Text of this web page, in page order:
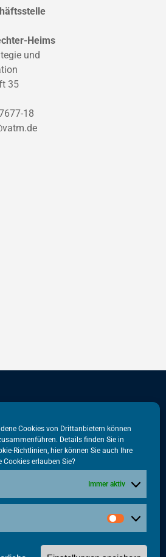
Cookies von Drittanbietern können
Details finden Sie in
Richtlinien, hier können Sie auch Ihre
Cookies erlauben Sie?
Immer aktiv
Heims
und
35
18
Büro Brüssel
of Competition“
de Trèves 49-51
2 446 00 77